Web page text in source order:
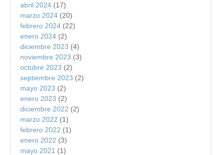
abril 2024 (17)
marzo 2024 (20)
febrero 2024 (22)
enero 2024 (2)
diciembre 2023 (4)
noviembre 2023 (3)
octubre 2023 (2)
septiembre 2023 (2)
mayo 2023 (2)
enero 2023 (2)
diciembre 2022 (2)
marzo 2022 (1)
febrero 2022 (1)
enero 2022 (3)
mayo 2021 (1)